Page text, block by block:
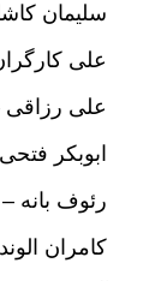
سلیمان
علی
علی
ابوبکر
رئوف بانه
کامران